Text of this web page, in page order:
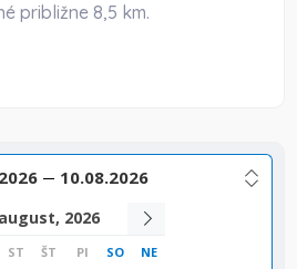
približne 8,5 km.